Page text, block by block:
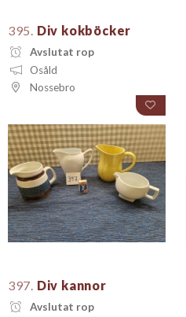
395. Div kokböcker
Avslutat rop
Osåld
Nossebro
397. Div kannor
Avslutat rop